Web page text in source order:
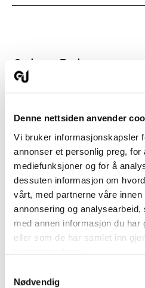
Denne nettsiden anvender
Vi bruker informasjonskapsler
annonser et personlig preg, for
mediefunksjoner og for å
dessuten informasjon om
vårt, med partnerne våre innen
annonsering og
med annen informasjon du har
eller som de har samlet inn
Nødvendig
Colour Palette
480 520